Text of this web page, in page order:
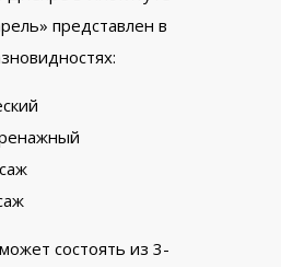
представлен в
состоять из 3-